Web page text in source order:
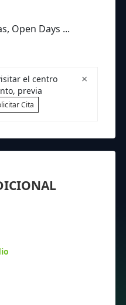
Open Days ...
×
el centro
previa
Cita